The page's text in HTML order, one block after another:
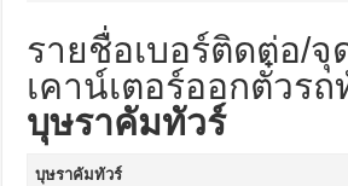
รายชื่อเบอร์ติดต่อ/จุ
เคาน์เตอร์ออกตั๋วรถ
บุษราคัมทัวร์
บุษราคัมทัวร์